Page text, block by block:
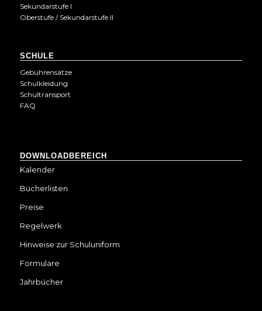
Sekundarstufe I
Oberstufe / Sekundarstufe II
SCHULE
Gebührensätze
Schulkleidung
Schultransport
FAQ
DOWNLOADBEREICH
Kalender
Bücherlisten
Preise
Regelwerk
Hinweise zur Schuluniform
Formulare
Jahrbücher